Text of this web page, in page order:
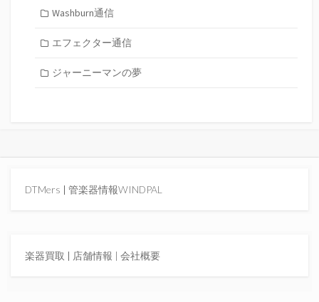
Washburn通信
エフェクター通信
ジャーニーマンの夢
DTMers | 管楽器情報WINDPAL
楽器買取 | 店舗情報 | 会社概要